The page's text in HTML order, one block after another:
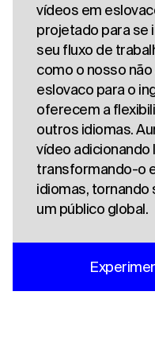
vídeos em
projetado para se
seu fluxo de
como o nosso
eslovaco para o
oferecem a
outros idiomas.
vídeo adicionando
transformando-o
idiomas, tornando
um público global.